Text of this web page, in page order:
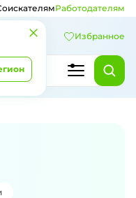
Работодателям
Избранное